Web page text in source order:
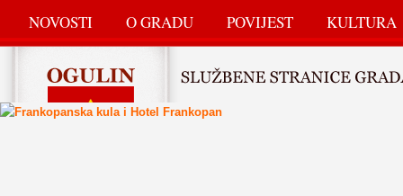
NOVOSTI O GRADU POVIJEST KULTURA